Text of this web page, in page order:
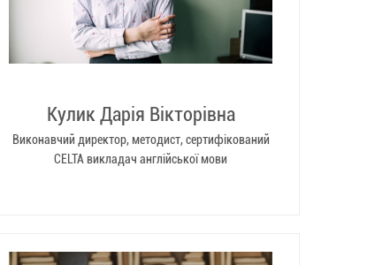
Кулик Дарія Вікторівна
Виконавчий директор, методист, сертифікований
CELTA викладач англійської мови